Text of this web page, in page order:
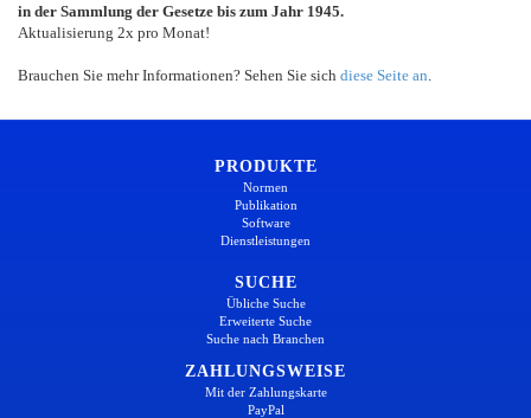
in der Sammlung der Gesetze bis zum Jahr 1945.
Aktualisierung 2x pro Monat!
Brauchen Sie mehr Informationen? Sehen Sie sich diese Seite an
PRODUKTE
Normen
Publikation
Software
Dienstleistungen
SUCHE
Übliche Suche
Erweiterte Suche
Suche nach Branchen
ZAHLUNGSWEISE
Mit der Zahlungskarte
PayPal